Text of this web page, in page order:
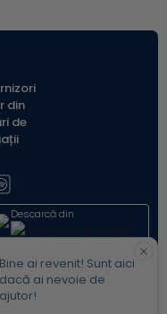
din
de
Descarcă din
Online |
Bine ai revenit! Sunt aici
dacă ai nevoie de
ajutor!